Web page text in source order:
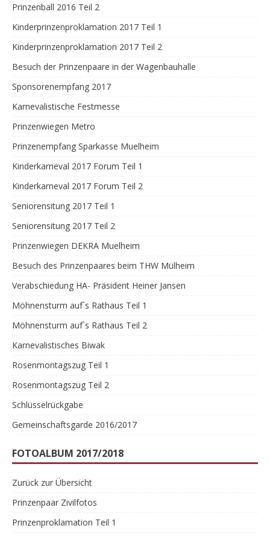
Prinzenball 2016 Teil 2
Kinderprinzenproklamation 2017 Teil 1
Kinderprinzenproklamation 2017 Teil 2
Besuch der Prinzenpaare in der Wagenbauhalle
Sponsorenempfang 2017
Karnevalistische Festmesse
Prinzenwiegen Metro
Prinzenempfang Sparkasse Muelheim
Kinderkarneval 2017 Forum Teil 1
Kinderkarneval 2017 Forum Teil 2
Seniorensitung 2017 Teil 1
Seniorensitung 2017 Teil 2
Prinzenwiegen DEKRA Muelheim
Besuch des Prinzenpaares beim THW Mülheim
Verabschiedung HA- Präsident Heiner Jansen
Möhnensturm auf`s Rathaus Teil 1
Möhnensturm auf`s Rathaus Teil 2
Karnevalistisches Biwak
Rosenmontagszug Teil 1
Rosenmontagszug Teil 2
Schlüsselrückgabe
Gemeinschaftsgarde 2016/2017
FOTOALBUM 2017/2018
Zurück zur Übersicht
Prinzenpaar Zivilfotos
Prinzenproklamation Teil 1